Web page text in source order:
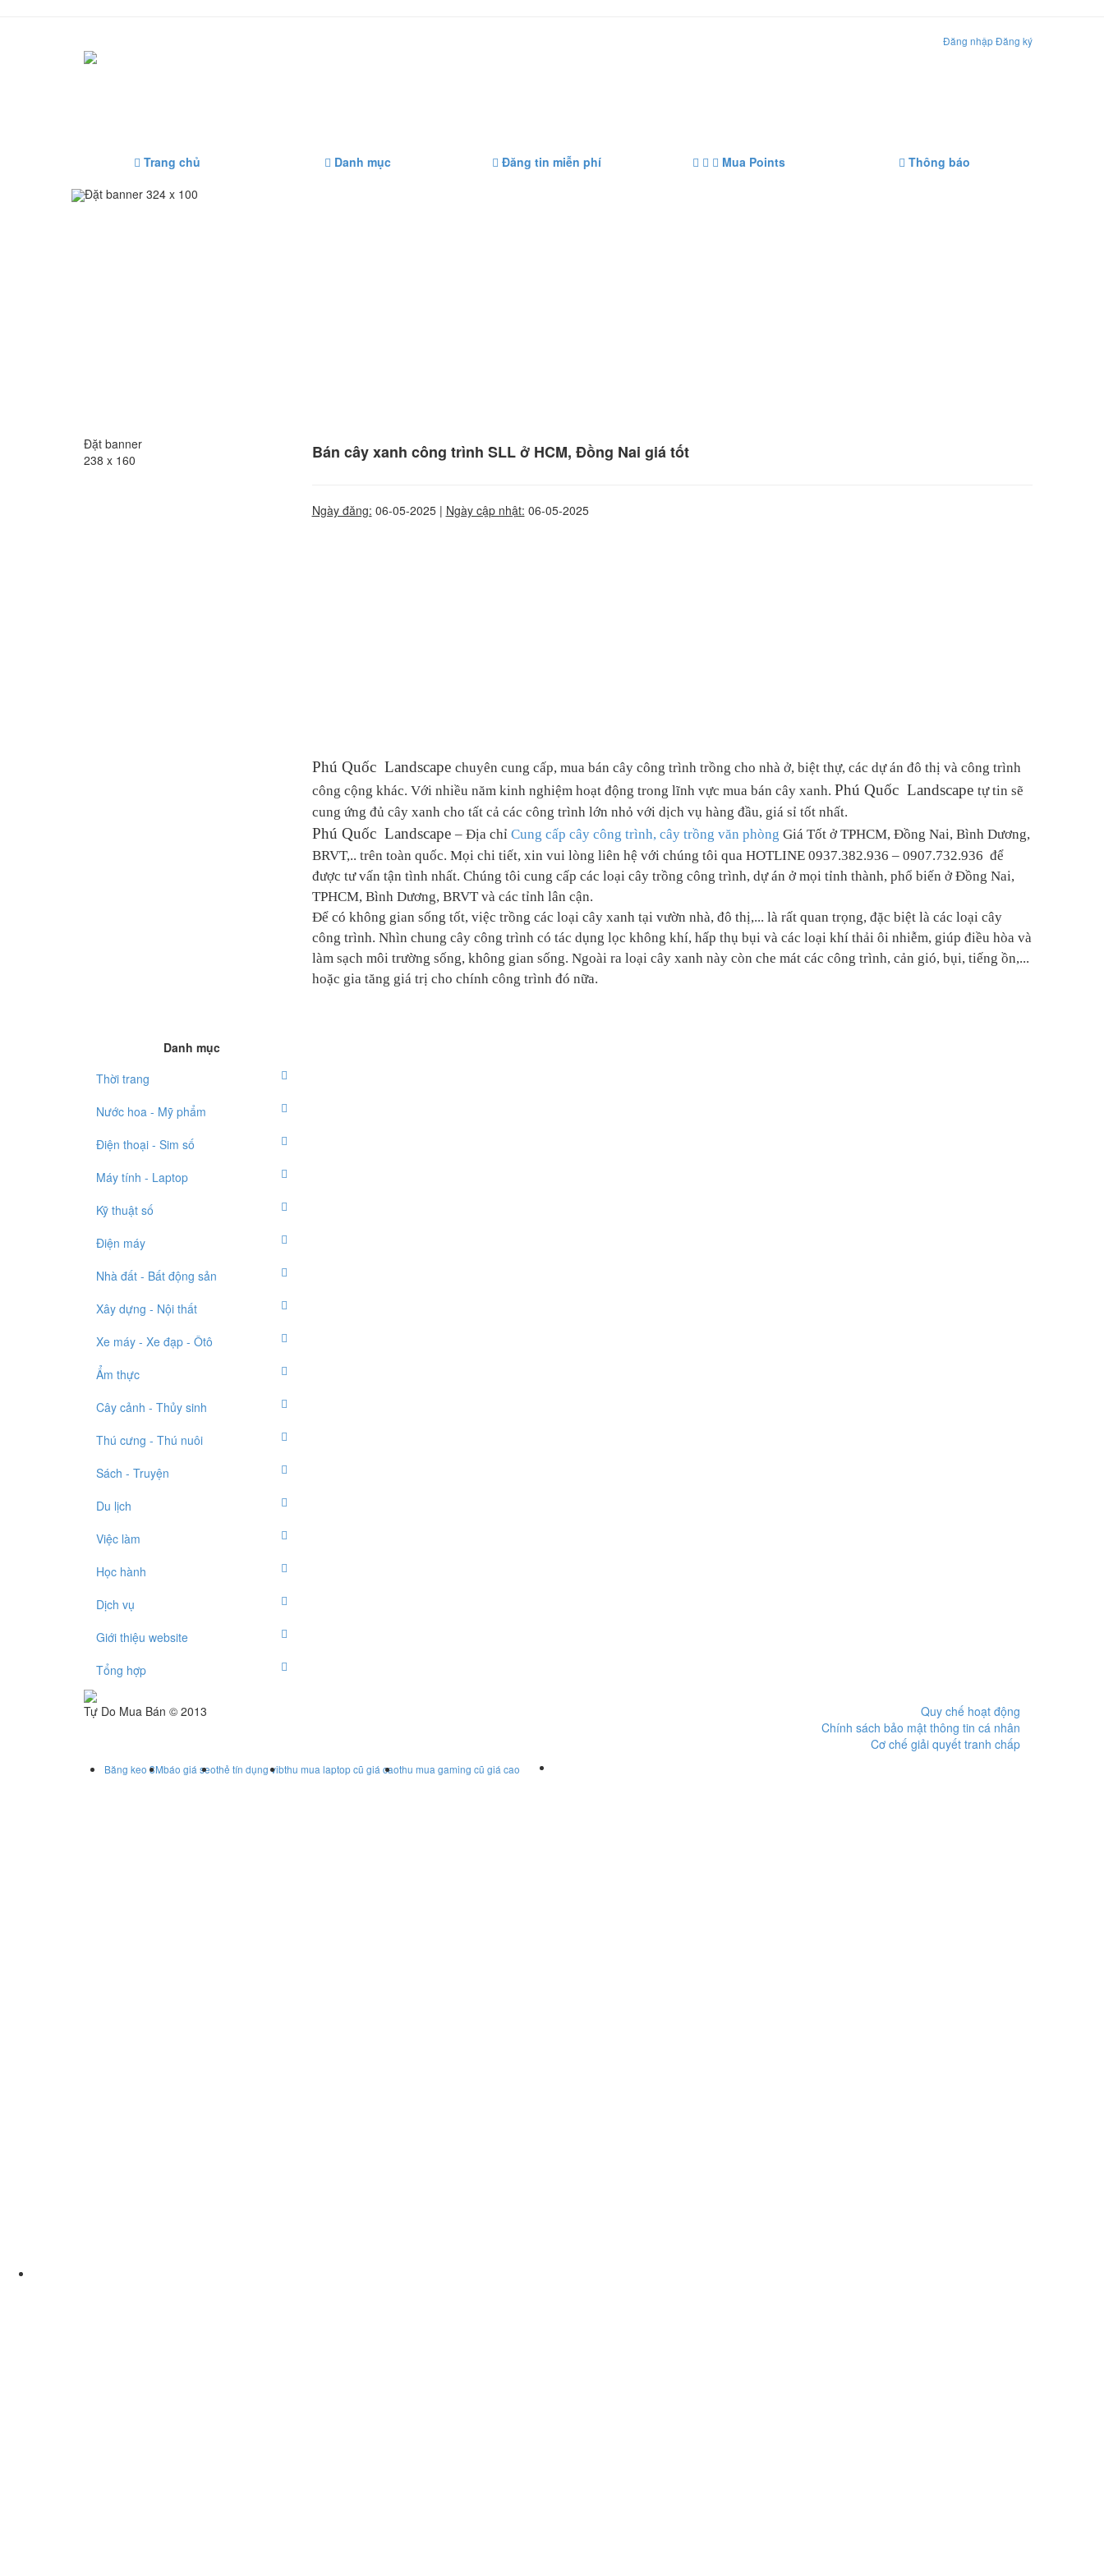
Đăng nhậpĐăng ký
Trang chủ Danh mục Đăng tin miễn phí Mua Points
Thông báo
Đặt banner 324 x 100
Đặt banner
238 x 160
Danh mục
Thời trang
Nước hoa - Mỹ phẩm
Điện thoại - Sim số
Máy tính - Laptop
Kỹ thuật số
Điện máy
Nhà đất - Bất động sản
Xây dựng - Nội thất
Xe máy - Xe đạp - Ôtô
Ẩm thực
Cây cảnh - Thủy sinh
Thú cưng - Thú nuôi
Sách - Truyện
Du lịch
Việc làm
Học hành
Dịch vụ
Giới thiệu website
Tổng hợp
Bán cây xanh công trình SLL ở HCM, Đồng Nai giá tốt
Ngày đăng: 06-05-2025 | Ngày cập nhật: 06-05-2025
Phú Quốc Landscape chuyên cung cấp, mua bán cây công trình trồng cho nhà ở, biệt thự, các dự án đô thị và công trình
công cộng khác. Với nhiều năm kinh nghiệm hoạt động trong lĩnh vực mua bán cây xanh. Phú Quốc Landscape tự tin sẽ
cung ứng đủ cây xanh cho tất cả các công trình lớn nhỏ với dịch vụ hàng đầu, giá sỉ tốt nhất.
Phú Quốc Landscape – Địa chỉ Cung cấp cây công trình, cây trồng văn phòng Giá Tốt ở TPHCM, Đồng Nai, Bình Dương,
BRVT,.. trên toàn quốc. Mọi chi tiết, xin vui lòng liên hệ với chúng tôi qua HOTLINE 0937.382.936 – 0907.732.936 để
được tư vấn tận tình nhất. Chúng tôi cung cấp các loại cây trồng công trình, dự án ở mọi tỉnh thành, phổ biến ở Đồng Nai,
TPHCM, Bình Dương, BRVT và các tỉnh lân cận.
Để có không gian sống tốt, việc trồng các loại cây xanh tại vườn nhà, đô thị,... là rất quan trọng, đặc biệt là các loại cây
công trình. Nhìn chung cây công trình có tác dụng lọc không khí, hấp thụ bụi và các loại khí thải ôi nhiễm, giúp điều hòa và
làm sạch môi trường sống, không gian sống. Ngoài ra loại cây xanh này còn che mát các công trình, cản gió, bụi, tiếng ồn,...
hoặc gia tăng giá trị cho chính công trình đó nữa.
Tự Do Mua Bán © 2013
Quy chế hoạt động
Chính sách bảo mật thông tin cá nhân
Cơ chế giải quyết tranh chấp
Băng keo 3Mbáo giá seothẻ tín dụng vibthu mua laptop cũ giá caothu mua gaming cũ giá cao